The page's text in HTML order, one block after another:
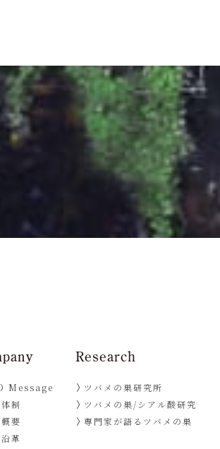
Message
制
要
革
Research
ツバメの巣研究所
ツバメの巣/シアル酸研究
専門家が語るツバメの巣